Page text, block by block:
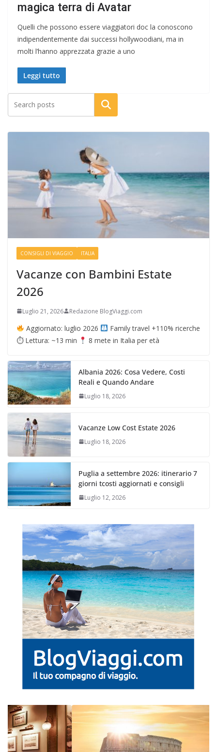
magica terra di Avatar
Quelli che possono essere viaggiatori doc la conoscono
indipendentemente dai successi hollywoodiani, ma in
molti l’hanno apprezzata grazie a uno
Leggi tutto
Cerca
CONSIGLI DI VIAGGIO ITALIA
Vacanze con Bambini Estate
2026
Luglio 21, 2026 Redazione BlogViaggi.com
Aggiornato: luglio 2026
Family travel +110% ricerche
⏱ Lettura: ~13 min
8 mete in Italia per età
Albania 2026: Cosa Vedere, Costi
Reali e Quando Andare
Luglio 18, 2026
Vacanze Low Cost Estate 2026
Luglio 18, 2026
Puglia a settembre 2026: itinerario 7
giorni tcosti aggiornati e consigli
Luglio 12, 2026